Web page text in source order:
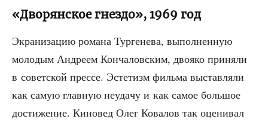
«Дворянское гнездо», 1969 год
Экра­ни­за­цию рома­на Тур­ге­не­ва, выпол­нен­ную
моло­дым Андре­ем Кон­ча­лов­ским, дво­я­ко при­ня­ли
в совет­ской прес­се. Эсте­тизм филь­ма выстав­ля­ли
как самую глав­ную неуда­чу и как самое боль­шое
дости­же­ние. Кино­вед Олег Кова­лов так оце­ни­вал